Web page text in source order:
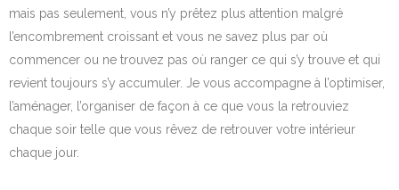
mais pas seulement, vous n’y prêtez plus attention malgré
l’encombrement croissant et vous ne savez plus par où
commencer ou ne trouvez pas où ranger ce qui s’y trouve et qui
revient toujours s’y accumuler. Je vous accompagne à l’optimiser,
l’aménager, l’organiser de façon à ce que vous la retrouviez
chaque soir telle que vous rêvez de retrouver votre intérieur
chaque jour.